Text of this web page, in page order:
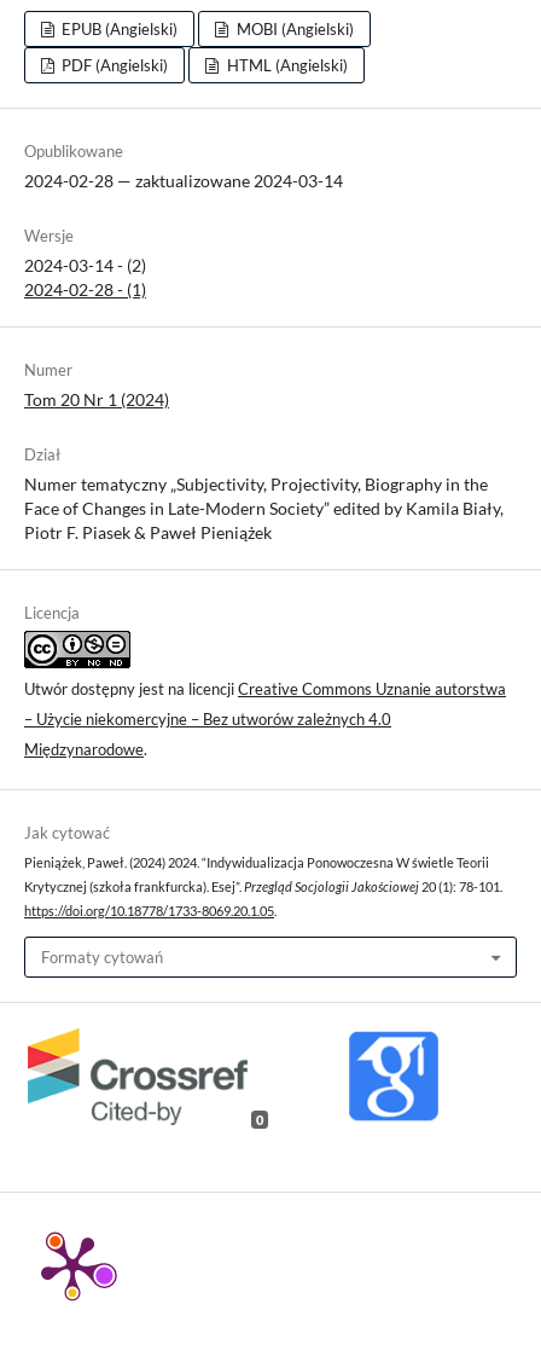
EPUB (Angielski)
MOBI (Angielski)
PDF (Angielski)
HTML (Angielski)
Opublikowane
2024-02-28 — zaktualizowane 2024-03-14
Wersje
2024-03-14 - (2)
2024-02-28 - (1)
Numer
Tom 20 Nr 1 (2024)
Dział
Numer tematyczny „Subjectivity, Projectivity, Biography in the
Face of Changes in Late-Modern Society” edited by Kamila Biały,
Piotr F. Piasek & Paweł Pieniążek
Licencja
Utwór dostępny jest na licencjiCreative Commons Uznanie autorstwa
– Użycie niekomercyjne – Bez utworów zależnych 4.0
Międzynarodowe.
Jak cytować
Pieniążek, Paweł. (2024) 2024. “Indywidualizacja Ponowoczesna W świetle Teorii
Krytycznej (szkoła frankfurcka). Esej”. Przegląd Socjologii Jakościowej 20 (1): 78-101.
https://doi.org/10.18778/1733-8069.20.1.05
Formaty cytowań
0